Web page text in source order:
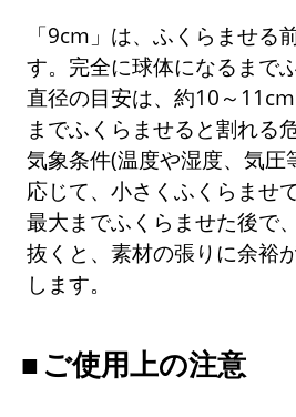
「9cm」は、ふくらませる
す。完全に球体になるまで
直径の目安は、約10～
までふくらませると割れる
気象条件(温度や湿度、気圧
応じて、小さくふくらませ
最大までふくらませた後で
抜くと、素材の張りに余裕
します。
ご使用上の注意